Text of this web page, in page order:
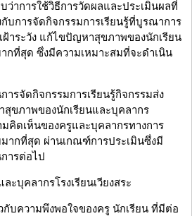
าการใช้วิธีการวัดผลและประเมินผลที่
บการจัดกิจกรรมการเรียนรู้ที่บูรณาการ
ฝ้าระวัง แก้ไขปัญหาสุขภาพของนักเรียน
กที่สุด ซึ่งมีความเหมาะสมที่จะดำเนิน
ารจัดกิจกรรมการเรียนรู้กิจกรรมส่ง
สุขภาพของนักเรียนและบุคลากร
มคิดเห็นของครูและบุคลากรทางการ
ากที่สุด ผ่านเกณฑ์การประเมินซึ่งมี
ารต่อไป
ะบุคลากรโรงเรียนเวียงสระ
กับความพึงพอใจของครู นักเรียน ที่มีต่อ